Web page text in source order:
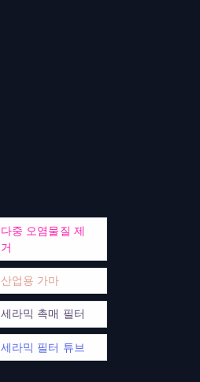
다중 오염물질 제
거
산업용 가마
세라믹 촉매 필터
세라믹 필터 튜브